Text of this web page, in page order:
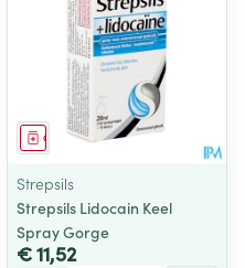
Geneesmiddel
Strepsils
Strepsils Lidocain Keel
Spray Gorge
€ 11,52